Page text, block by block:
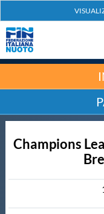
Nuoto
Tuffi
Champions